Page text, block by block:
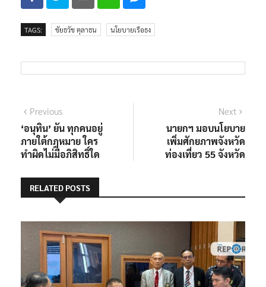
TAGS: ชัยธวัช ตุลาธน นโยบายเรือธง
แนะแนว
เรื่อง
PreviousPrevious
post:
‘อนุทิน’ ยัน ทุกคนอยู่
ภายใต้กฎหมาย ใคร
ทำผิดไม่มีอภิสิทธิ์ใด
Next
post:
นายกฯ มอบนโยบาย
เพิ่มศักยภาพจังหวัด
ท่องเที่ยว 55 จังหวัด
RELATED POSTS